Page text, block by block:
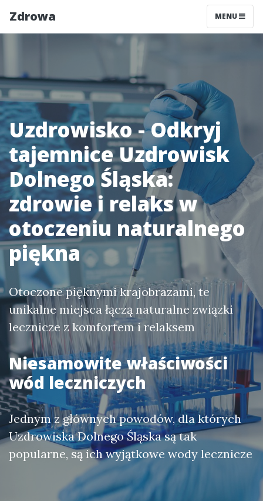
Zdrowa MENU
Uzdrowisko - Odkryj
tajemnice Uzdrowisk
Dolnego Śląska:
zdrowie i relaks w
otoczeniu naturalnego
piękna
Otoczone pięknymi krajobrazami, te
unikalne miejsca łączą naturalne związki
lecznicze z komfortem i relaksem
Niesamowite właściwości
wód leczniczych
Jednym z głównych powodów, dla których
Uzdrowiska Dolnego Śląska są tak
popularne, są ich wyjątkowe wody lecznicze